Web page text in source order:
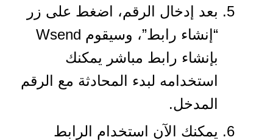
بعد إدخال الرقم، اضغط على زر
“إنشاء رابط”، وسيقوم Wsend
بإنشاء رابط مباشر يمكنك
استخدامه لبدء المحادثة مع الرقم
المدخل.
يمكنك الآن استخدام الرابط